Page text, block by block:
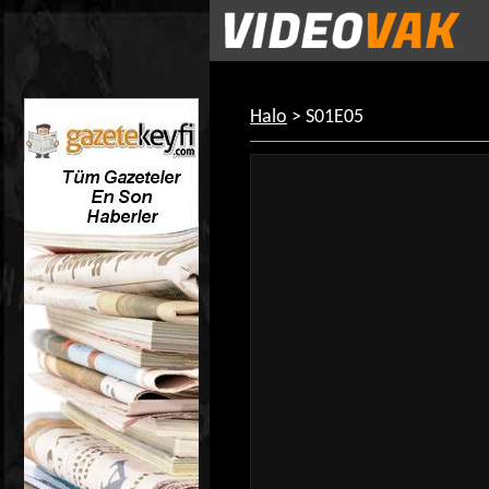
Halo > S01E05